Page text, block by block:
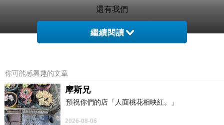
還有我們
把喜歡藏起來
用還好啦和沒差
繼續閱讀
你可能感興趣的文章
摩斯兄
預祝你們的店「人面桃花相映紅。」
2026-08-06